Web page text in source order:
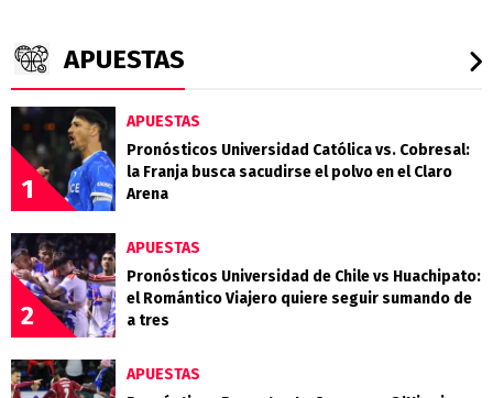
APUESTAS
1
APUESTAS
Pronósticos Universidad Católica vs. Cobresal:
la Franja busca sacudirse el polvo en el Claro
Arena
2
APUESTAS
Pronósticos Universidad de Chile vs Huachipato:
el Romántico Viajero quiere seguir sumando de
a tres
APUESTAS